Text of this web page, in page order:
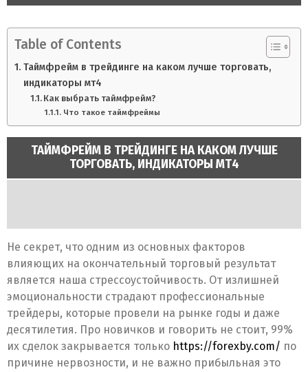
Table of Contents
Таймфрейм в трейдинге на каком лучше торговать,
индикаторы мт4
Как выбрать таймфрейм?
Что такое таймфреймы
ТАЙМФРЕЙМ В ТРЕЙДИНГЕ НА КАКОМ ЛУЧШЕ
ТОРГОВАТЬ, ИНДИКАТОРЫ МТ4
Не секрет, что одним из основных факторов
влияющих на окончательный торговый результат
является наша стрессоустойчивость. От излишней
эмоциональности страдают профессиональные
трейдеры, которые провели на рынке годы и даже
десятилетия. Про новичков и говорить не стоит, 99%
их сделок закрывается только https://forexby.com/ по
причине нервозности, и не важно прибыльная это